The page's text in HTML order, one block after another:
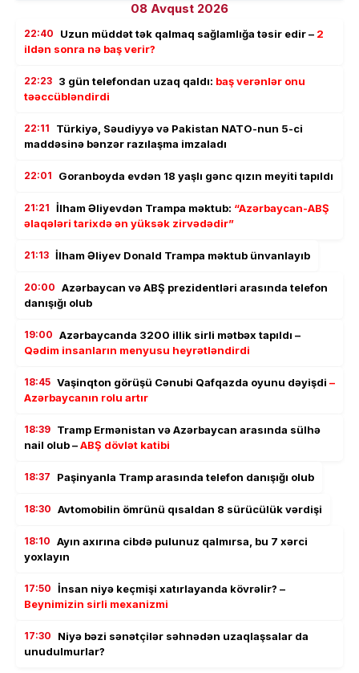
08 Avqust 2026
22:40 Uzun müddət tək qalmaq sağlamlığa təsir edir – 2
ildən sonra nə baş verir?
22:23 3 gün telefondan uzaq qaldı: baş verənlər onu
təəccübləndirdi
22:11
Türkiyə, Səudiyyə və Pakistan NATO-nun 5-ci
maddəsinə bənzər razılaşma imzaladı
22:01 Goranboyda evdən 18 yaşlı gənc qızın meyiti tapıldı
21:21 İlham Əliyevdən Trampa məktub: “Azərbaycan-ABŞ
əlaqələri tarixdə ən yüksək zirvədədir”
21:13 İlham Əliyev Donald Trampa məktub ünvanlayıb
20:00 Azərbaycan və ABŞ prezidentləri arasında telefon
danışığı olub
19:00 Azərbaycanda 3200 illik sirli mətbəx tapıldı –
Qədim insanların menyusu heyrətləndirdi
18:45 Vaşinqton görüşü Cənubi Qafqazda oyunu dəyişdi –
Azərbaycanın rolu artır
18:39 Tramp Ermənistan və Azərbaycan arasında sülhə
nail olub –ABŞ dövlət katibi
18:37 Paşinyanla Tramp arasında telefon danışığı olub
18:30 Avtomobilin ömrünü qısaldan 8 sürücülük vərdişi
18:10 Ayın axırına cibdə pulunuz qalmırsa, bu 7 xərci
yoxlayın
17:50 İnsan niyə keçmişi xatırlayanda kövrəlir? –
Beynimizin sirli mexanizmi
17:30
Niyə bəzi sənətçilər səhnədən uzaqlaşsalar da
unudulmurlar?